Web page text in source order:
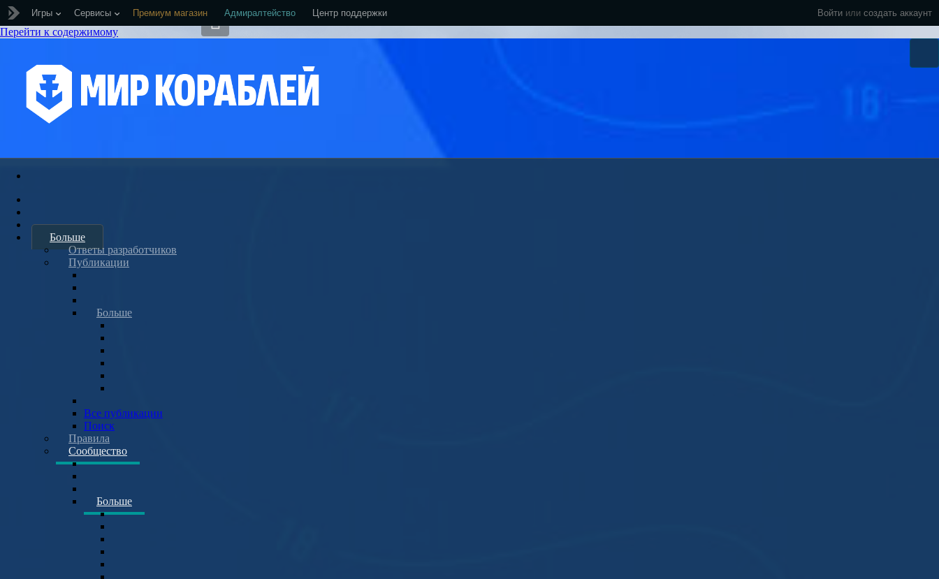
Войти или создать аккаунт
Игры Сервисы Премиум магазин Адмиралтейство Центр поддержки
Перейти к содержимому
Больше
Ответы разработчиков
Публикации
Больше
Все публикации
Поиск
Правила
Сообщество
Больше